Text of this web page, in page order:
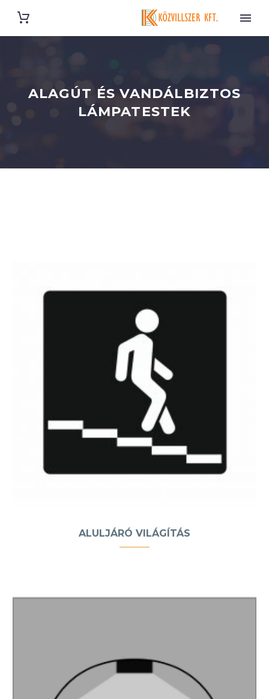
ALAGÚT ÉS VANDÁLBIZTOS
LÁMPATESTEK
ALULJÁRÓ VILÁGÍTÁS